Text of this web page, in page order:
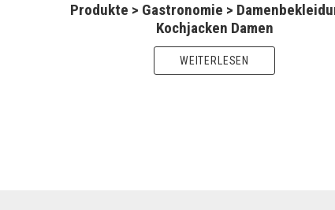
Produkte > Gastronomie >
Kochjacken Damen
WEITERLESEN